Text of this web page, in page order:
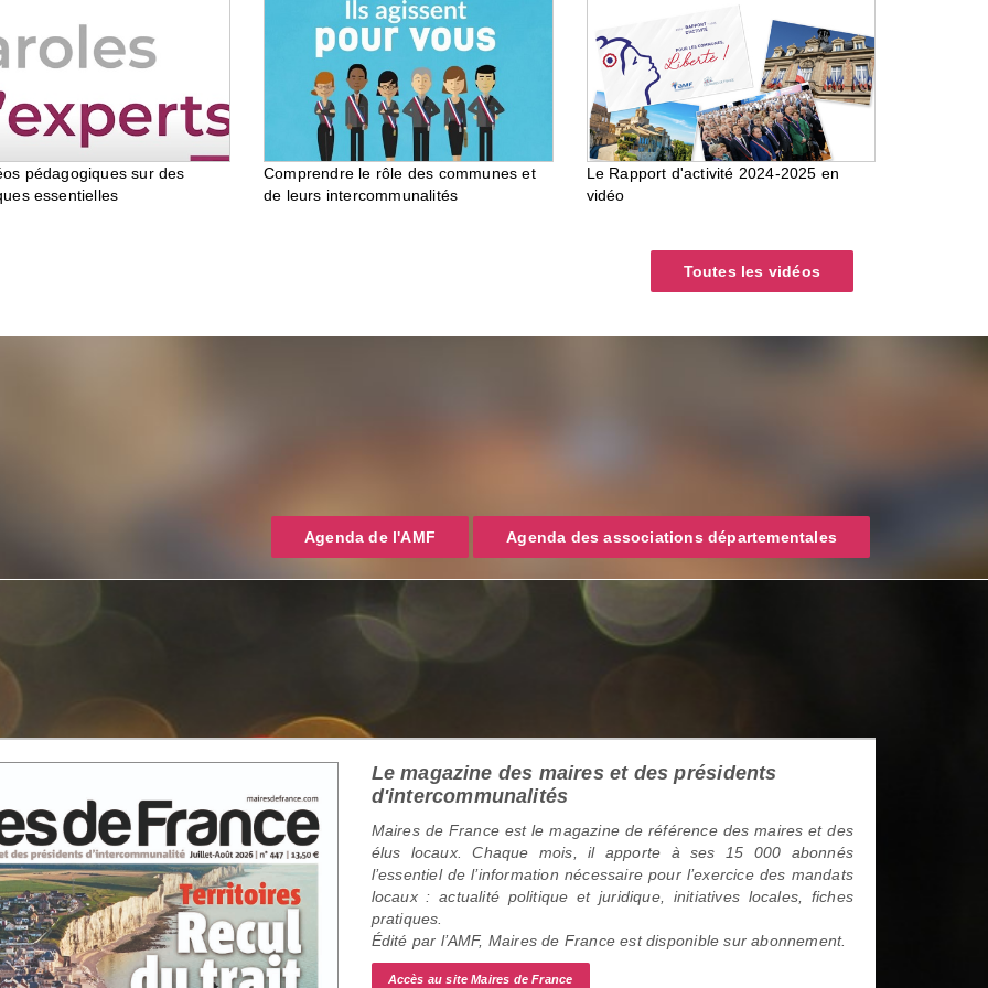
pédagogiques sur des
essentielles
Comprendre le rôle des communes et
de leurs intercommunalités
Le Rapport d'activité 2024-2025 en
vidéo
Toutes les vidéos
Agenda de l'AMF Agenda des associations départementales
Le magazine des maires et des présidents
d'intercommunalités
Maires de France est le magazine de référence des maires et des
élus locaux. Chaque mois, il apporte à ses 15 000 abonnés
l’essentiel de l’information nécessaire pour l’exercice des mandats
locaux : actualité politique et juridique, initiatives locales, fiches
pratiques.
Édité par l’AMF, Maires de France est disponible sur abonnement.
Accès au site Maires de France